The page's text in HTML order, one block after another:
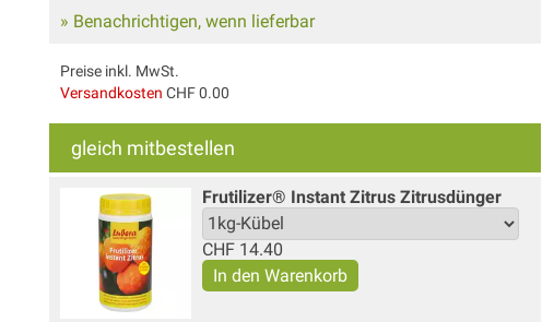
» Benachrichtigen, wenn lieferbar
Preise inkl. MwSt.
Versandkosten CHF 0.00
gleich mitbestellen
Frutilizer® Instant Zitrus Zitrusdünger
CHF 14.40